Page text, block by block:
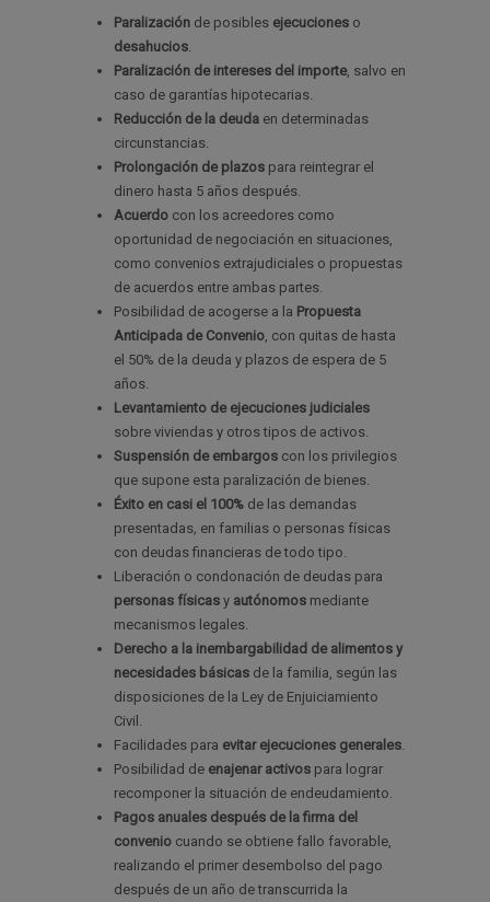
Paralización de posibles ejecuciones o
desahucios.
Paralización de intereses del importe, salvo en
caso de garantías hipotecarias.
Reducción de la deuda en determinadas
circunstancias.
Prolongación de plazos para reintegrar el
dinero hasta 5 años después.
Acuerdo con los acreedores como
oportunidad de negociación en situaciones,
como convenios extrajudiciales o propuestas
de acuerdos entre ambas partes.
Posibilidad de acogerse a la Propuesta
Anticipada de Convenio, con quitas de hasta
el 50% de la deuda y plazos de espera de 5
años.
Levantamiento de ejecuciones judiciales
sobre viviendas y otros tipos de activos.
Suspensión de embargos con los privilegios
que supone esta paralización de bienes.
Éxito en casi el 100% de las demandas
presentadas, en familias o personas físicas
con deudas financieras de todo tipo.
Liberación o condonación de deudas para
personas físicas y autónomos mediante
mecanismos legales.
Derecho a la inembargabilidad de alimentos y
necesidades básicas de la familia, según las
disposiciones de la Ley de Enjuiciamiento
Civil.
Facilidades para evitar ejecuciones generales.
Posibilidad de enajenar activos para lograr
recomponer la situación de endeudamiento.
Pagos anuales después de la firma del
convenio cuando se obtiene fallo favorable,
realizando el primer desembolso del pago
después de un año de transcurrida la